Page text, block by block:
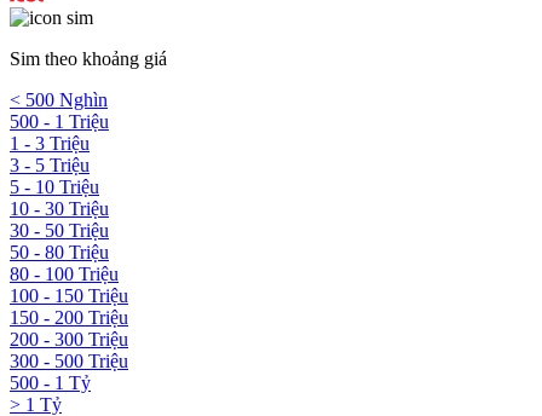
Sim theo khoảng giá
< 500 Nghìn
500 - 1 Triệu
1 - 3 Triệu
3 - 5 Triệu
5 - 10 Triệu
10 - 30 Triệu
30 - 50 Triệu
50 - 80 Triệu
80 - 100 Triệu
100 - 150 Triệu
150 - 200 Triệu
200 - 300 Triệu
300 - 500 Triệu
500 - 1 Tỷ
> 1 Tỷ